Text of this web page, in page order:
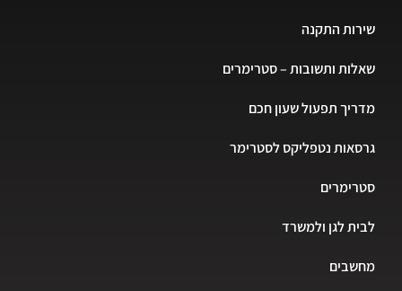
שירות התקנה
שאלות ותשובות – סטרימרים
מדריך תפעול שעון חכם
גרסאות נטפליקס לסטרימר
סטרימרים
לבית לגן ולמשרד
מחשבים